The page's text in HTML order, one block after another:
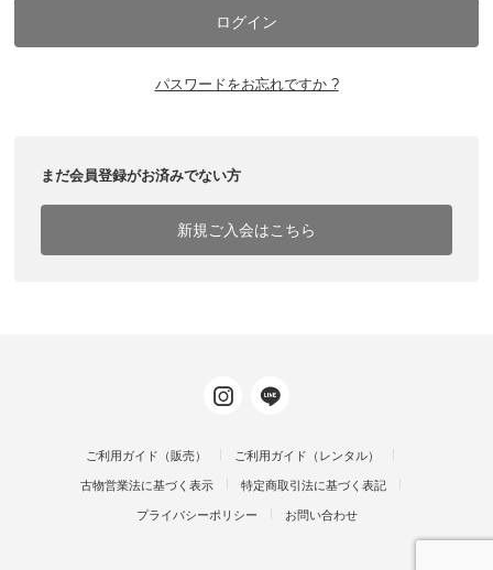
パスワードをお忘れですか ?
まだ会員登録がお済みでない方
新規ご入会はこちら
ご利用ガイド（販売） ご利用ガイド（レンタル）
古物営業法に基づく表示 特定商取引法に基づく表記
プライバシーポリシー お問い合わせ